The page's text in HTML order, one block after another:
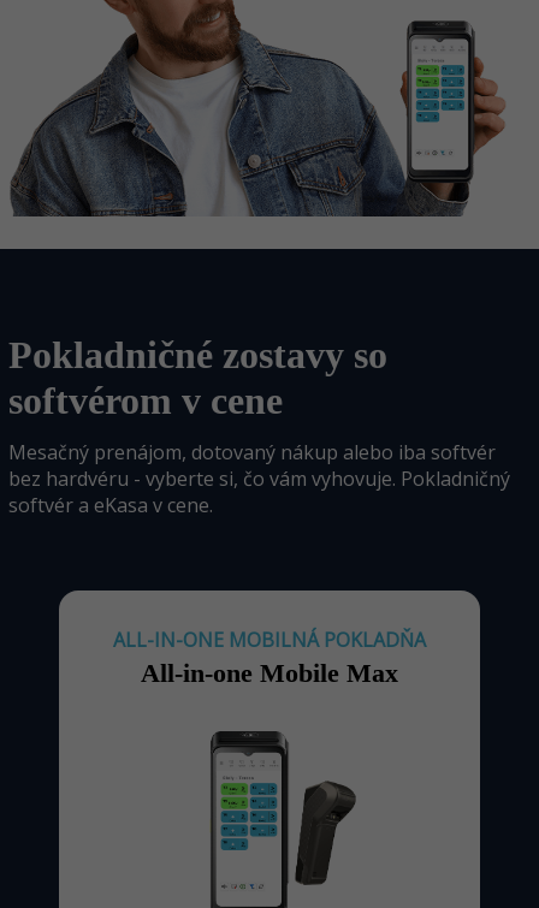
Pokladničné zostavy so
softvérom v cene
Mesačný prenájom, dotovaný nákup alebo iba softvér
bez hardvéru - vyberte si, čo vám vyhovuje. Pokladničný
softvér a eKasa v cene.
ALL-IN-ONE MOBILNÁ POKLADŇA
All-in-one Mobile Max